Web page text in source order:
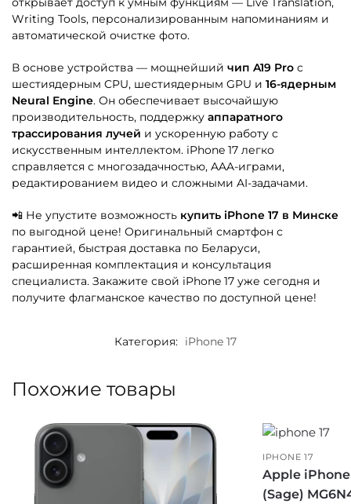
Writing Tools, персонализированным напоминаниям и
автоматической очистке фото.
В основе устройства — мощнейший чип A19 Pro с
шестиядерным CPU, шестиядерным GPU и 16-ядерным
Neural Engine. Он обеспечивает высочайшую
производительность, поддержку аппаратного
трассирования лучей и ускоренную работу с
искусственным интеллектом. iPhone 17 легко
справляется с многозадачностью, AAA-играми,
редактированием видео и сложными AI-задачами.
📲 Не упустите возможность купить iPhone 17 в Минске
по выгодной цене! Оригинальный смартфон с
гарантией, быстрая доставка по Беларуси,
расширенная комплектация и консультация
специалиста. Закажите свой iPhone 17 уже сегодня и
получите флагманское качество по доступной цене!
Категория: iPhone 17
Похожие товары
IPHONE 17
Apple iPhone
(Sage)